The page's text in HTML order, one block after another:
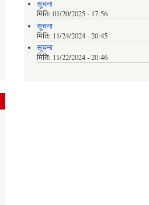
सूचना
मिति:01/20/2025 - 17:56
सूचना
मिति: 11/24/2024 - 20:45
सूचना
मिति: 11/22/2024 - 20:46